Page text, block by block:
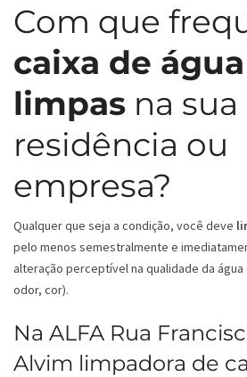
Com que
caixa de água
limpas na sua
residência ou
empresa?
Qualquer que seja a condição, você deve
pelo menos semestralmente e
alteração perceptível na qualidade da
odor, cor).
Na ALFA Rua
Alvim limpadora de